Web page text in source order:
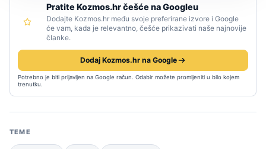
Pratite Kozmos.hr češće na Googleu
Dodajte Kozmos.hr među svoje preferirane izvore i Google
će vam, kada je relevantno, češće prikazivati naše najnovije
članke.
Dodaj Kozmos.hr na Google
Potrebno je biti prijavljen na Google račun. Odabir možete promijeniti u bilo kojem
trenutku.
TEME